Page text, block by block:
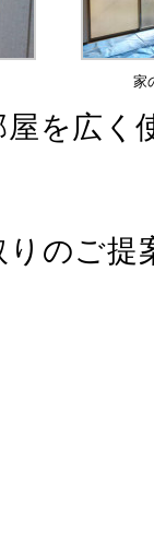
家
を広く
のご提